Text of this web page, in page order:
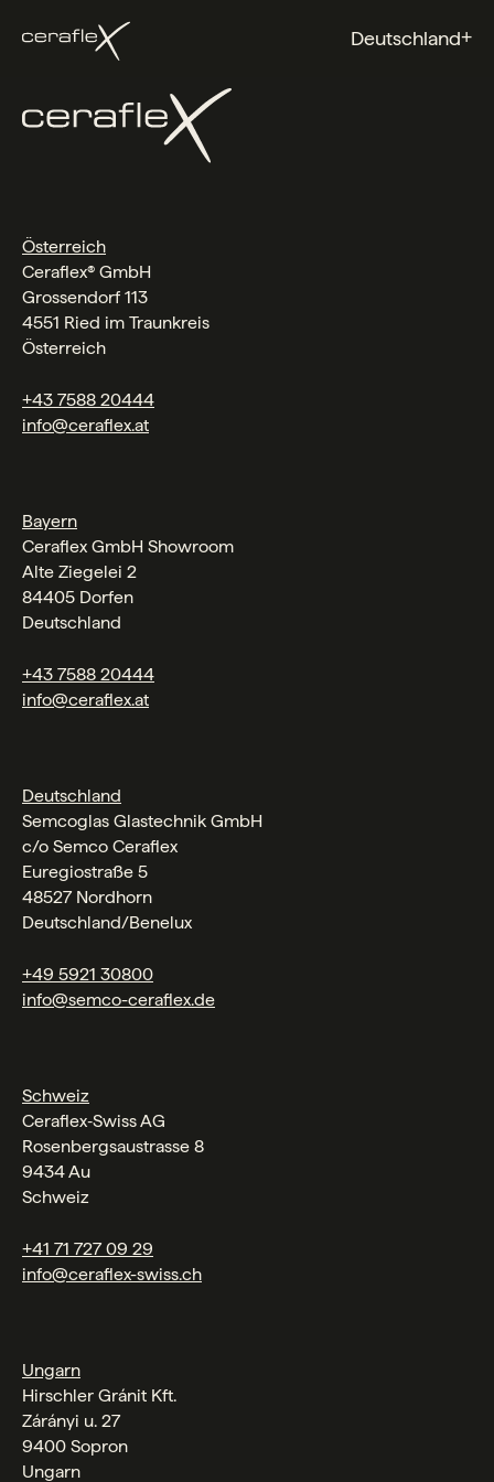
Deutschland+
Österreich
Ceraflex® GmbH
Grossendorf 113
4551 Ried im Traunkreis
Österreich
+43 7588 20444
info@ceraflex.at
Bayern
Ceraflex GmbH Showroom
Alte Ziegelei 2
84405 Dorfen
Deutschland
+43 7588 20444
info@ceraflex.at
Deutschland
Semcoglas Glastechnik GmbH
c/o Semco Ceraflex
Euregiostraße 5
48527 Nordhorn
Deutschland/Benelux
+49 5921 30800
info@semco-ceraflex.de
Schweiz
Ceraflex‑Swiss AG
Rosenbergsaustrasse 8
9434 Au
Schweiz
+41 71 727 09 29
info@ceraflex-swiss.ch
Ungarn
Hirschler Gránit Kft.
Zárányi u. 27
9400 Sopron
Ungarn